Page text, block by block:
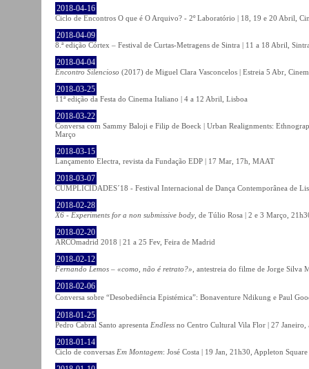
2018-04-16
Ciclo de Encontros O que é O Arquivo? - 2º Laboratório | 18, 19 e 20 Abril,
2018-04-09
8.ª edição Córtex – Festival de Curtas-Metragens de Sintra | 11 a 18 Abril,
2018-04-04
Encontro Silencioso (2017) de Miguel Clara Vasconcelos | Estreia 5 Abr,
2018-03-25
11ª edição da Festa do Cinema Italiano | 4 a 12 Abril, Lisboa
2018-03-22
Conversa com Sammy Baloji e Filip de Boeck | Urban Realignments:
Março
2018-03-15
Lançamento Electra, revista da Fundação EDP | 17 Mar, 17h, MAAT
2018-03-07
CUMPLICIDADES´18 - Festival Internacional de Dança Contemporânea de
2018-02-28
X6 - Experiments for a non submissive body , de Túlio Rosa | 2 e 3 Março,
2018-02-20
ARCOmadrid 2018 | 21 a 25 Fev, Feira de Madrid
2018-02-12
Fernando Lemos – «como, não é retrato?» , antestreia do filme de Jorge Silva
2018-02-06
Conversa sobre “Desobediência Epistémica”: Bonaventure Ndikung e Paul
2018-01-25
Pedro Cabral Santo apresenta Endless no Centro Cultural Vila Flor | 27 Janeiro,
2018-01-14
Ciclo de conversas Em Montagem: José Costa | 19 Jan, 21h30, Appleton Square